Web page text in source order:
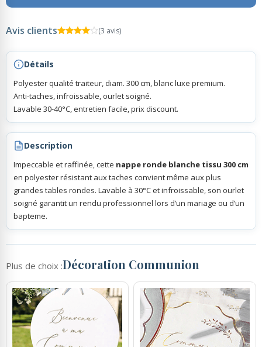
Rubans Tulle Organdi
Scrapbooking, Loisirs Créatifs
Avis clients (3 avis)
Détails
Polyester qualité traiteur, diam. 300 cm, blanc luxe premium.
Anti-taches, infroissable, ourlet soigné.
Lavable 30-40°C, entretien facile, prix discount.
Description
Impeccable et raffinée, cette nappe ronde blanche tissu 300 cm
en polyester résistant aux taches convient même aux plus
grandes tables rondes. Lavable à 30°C et infroissable, son ourlet
soigné garantit un rendu professionnel lors d’un mariage ou d’un
bapteme.
Plus de choix :Décoration Communion